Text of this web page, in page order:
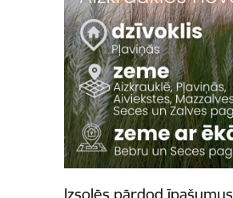
Izsolēs pārdod īpašumus